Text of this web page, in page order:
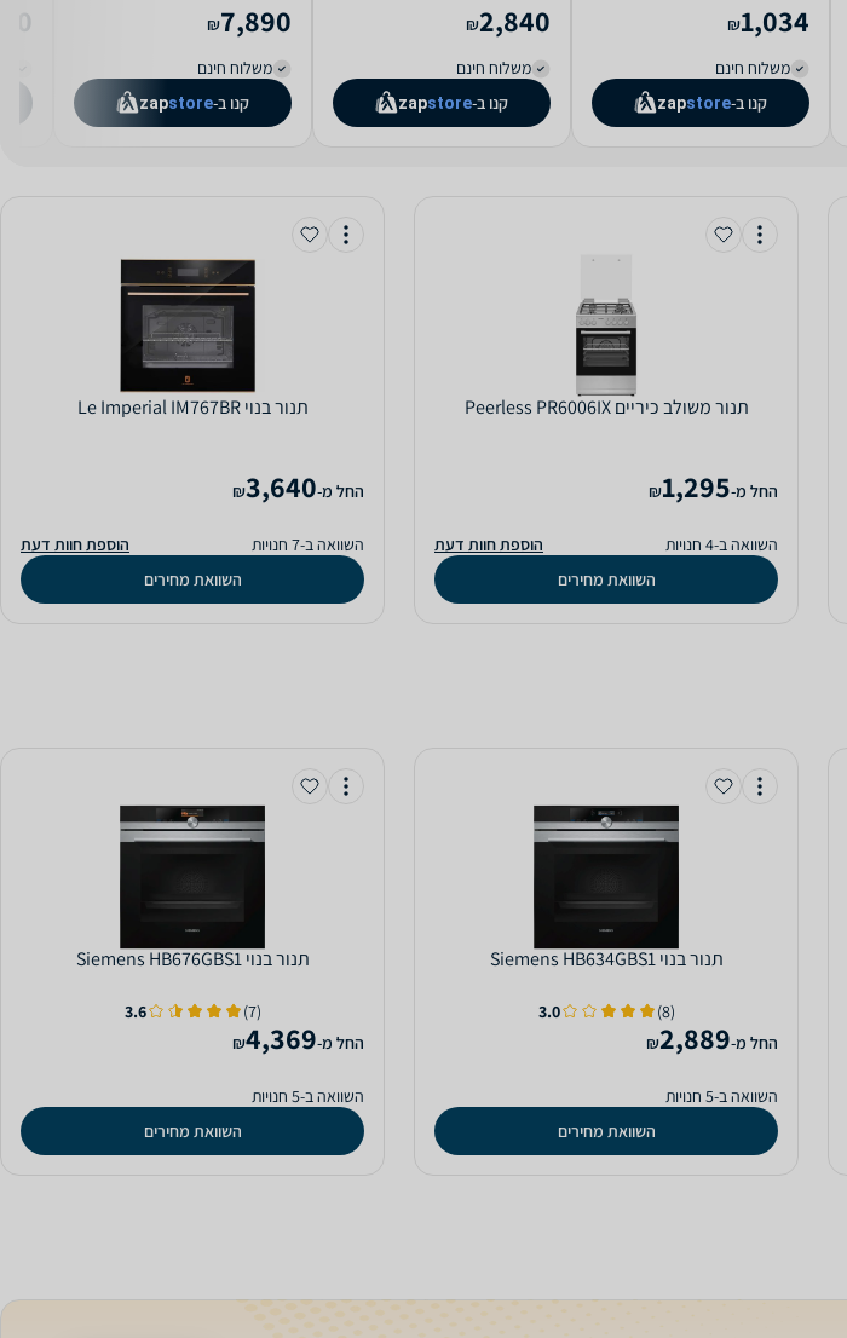
1,034
₪
משלוח חינם
קנו ב-
zapstore
2,840
₪
משלוח חינם
קנו ב-
zapstore
7,890
₪
משלוח חינם
קנו ב-
zapstore
‏תנור משולב כיריים Peerless PR6006IX
‫החל מ-1,295
₪
השוואה ב-4 חנויות
הוספת חוות דעת
השוואת מחירים
‏תנור בנוי Le Imperial IM767BR
‫החל מ-3,640
₪
השוואה ב-7 חנויות
הוספת חוות דעת
השוואת מחירים
‏תנור בנוי Siemens HB634GBS1
(8)
3.0
‫החל מ-2,889
₪
השוואה ב-5 חנויות
השוואת מחירים
‏תנור בנוי Siemens HB676GBS1
(7)
3.6
‫החל מ-4,369
₪
השוואה ב-5 חנויות
השוואת מחירים